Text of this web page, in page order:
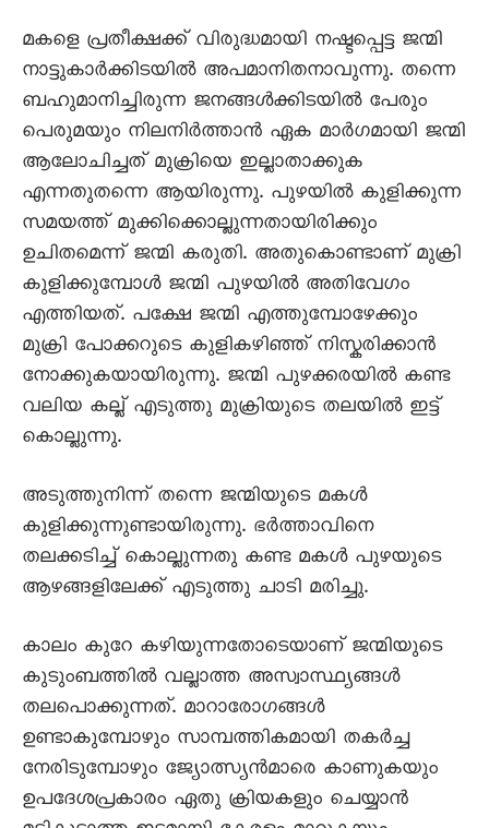
മകളെ പ്രതീക്ഷക്ക് വിരുദ്ധമായി നഷ്ടപ്പെട്ട ജന്മി
നാട്ടുകാർക്കിടയിൽ അപമാനിതനാവുന്നു. തന്നെ
ബഹുമാനിച്ചിരുന്ന ജനങ്ങൾക്കിടയിൽ പേരും
പെരുമയും നിലനിർത്താൻ ഏക മാർഗമായി ജന്മി
ആലോചിച്ചത് മുക്രിയെ ഇല്ലാതാക്കുക
എന്നതുതന്നെ ആയിരുന്നു. പുഴയിൽ കുളിക്കുന്ന
സമയത്ത് മുക്കിക്കൊല്ലുന്നതായിരിക്കും
ഉചിതമെന്ന് ജന്മി കരുതി. അതുകൊണ്ടാണ് മുക്രി
കുളിക്കുമ്പോൾ ജന്മി പുഴയിൽ അതിവേഗം
എത്തിയത്. പക്ഷേ ജന്മി എത്തുമ്പോഴേക്കും
മുക്രി പോക്കറുടെ കുളികഴിഞ്ഞ് നിസ്കരിക്കാൻ
നോക്കുകയായിരുന്നു. ജന്മി പുഴക്കരയിൽ കണ്ട
വലിയ കല്ല് എടുത്തു മുക്രിയുടെ തലയിൽ ഇട്ട്
കൊല്ലുന്നു.
അടുത്തുനിന്ന് തന്നെ ജന്മിയുടെ മകൾ
കുളിക്കുന്നുണ്ടായിരുന്നു. ഭർത്താവിനെ
തലക്കടിച്ച് കൊല്ലുന്നതു കണ്ട മകൾ പുഴയുടെ
ആഴങ്ങളിലേക്ക് എടുത്തു ചാടി മരിച്ചു.
കാലം കുറേ കഴിയുന്നതോടെയാണ്‌ ജന്മിയുടെ
കുടുംബത്തിൽ വല്ലാത്ത അസ്വാസ്ഥ്യങ്ങൾ
തലപൊക്കുന്നത്. മാറാരോഗങ്ങൾ
ഉണ്ടാകുമ്പോഴും സാമ്പത്തികമായി തകർച്ച
നേരിടുമ്പോഴും ജ്യോത്സ്യൻമാരെ കാണുകയും
ഉപദേശപ്രകാരം ഏതു ക്രിയകളും ചെയ്യാൻ